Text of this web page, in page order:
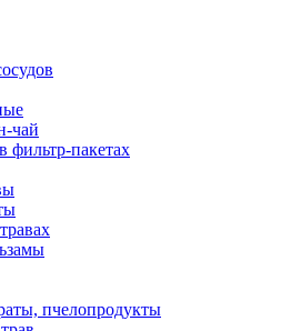
чай
фильтр-пакетах
пчелопродукты